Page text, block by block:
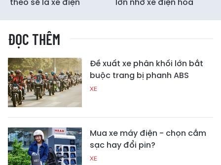
theo sẽ là xe điện
lớn nhờ xe điện hóa
ĐỌC THÊM
Đề xuất xe phân khối lớn bắt
buộc trang bị phanh ABS
XE
Mua xe máy điện - chọn cắm
sạc hay đổi pin?
XE